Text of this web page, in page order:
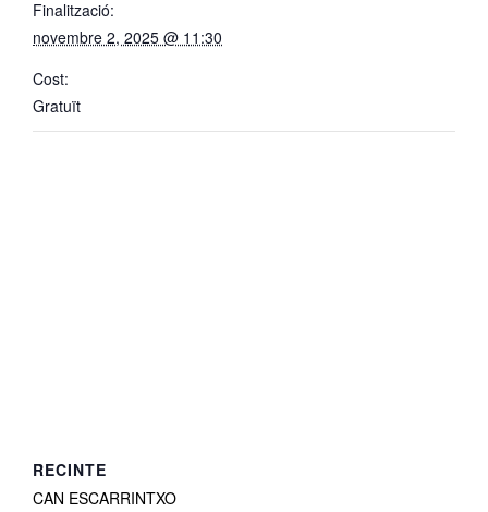
Finalització:
novembre 2, 2025 @ 11:30
Cost:
Gratuït
RECINTE
CAN ESCARRINTXO